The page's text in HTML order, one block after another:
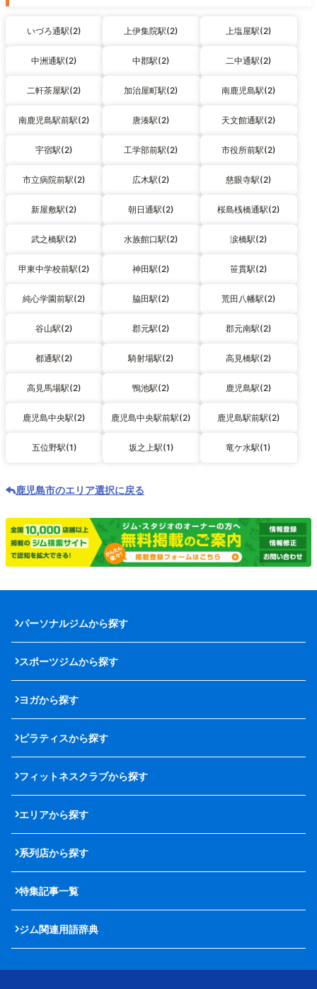
いづろ通駅(2) 上伊集院駅(2) 上塩屋駅(2)
中洲通駅(2) 中郡駅(2) 二中通駅(2)
二軒茶屋駅(2) 加治屋町駅(2) 南鹿児島駅(2)
南鹿児島駅前駅(2) 唐湊駅(2) 天文館通駅(2)
宇宿駅(2) 工学部前駅(2) 市役所前駅(2)
市立病院前駅(2) 広木駅(2) 慈眼寺駅(2)
新屋敷駅(2) 朝日通駅(2) 桜島桟橋通駅(2)
武之橋駅(2) 水族館口駅(2) 涙橋駅(2)
甲東中学校前駅(2) 神田駅(2) 笹貫駅(2)
純心学園前駅(2) 脇田駅(2) 荒田八幡駅(2)
谷山駅(2) 郡元駅(2) 郡元南駅(2)
都通駅(2) 騎射場駅(2) 高見橋駅(2)
高見馬場駅(2) 鴨池駅(2) 鹿児島駅(2)
鹿児島中央駅(2) 鹿児島中央駅前駅(2) 鹿児島駅前駅(2)
五位野駅(1) 坂之上駅(1) 竜ケ水駅(1)
鹿児島市のエリア選択に戻る
パーソナルジムから探す
スポーツジムから探す
ヨガから探す
ピラティスから探す
フィットネスクラブから探す
エリアから探す
系列店から探す
特集記事一覧
ジム関連用語辞典